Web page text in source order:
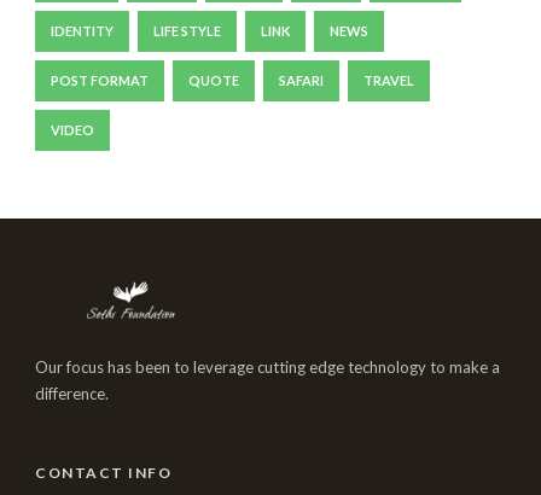
IDENTITY LIFE STYLE LINK NEWS
POST FORMAT QUOTE SAFARI TRAVEL
VIDEO
Our focus has been to leverage cutting edge technology to make a
difference.
CONTACT INFO